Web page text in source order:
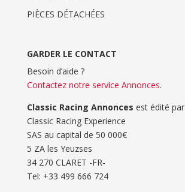
PIÈCES DÉTACHÉES
GARDER LE CONTACT
Besoin d’aide ?
Contactez notre service Annonces.
Classic Racing Annonces est édité par
Classic Racing Experience
SAS au capital de 50 000€
5 ZA les Yeuzses
34 270 CLARET -FR-
Tel: ‭+33 499 666 724‬